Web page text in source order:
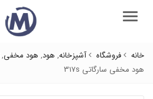
منو
خانه فروشگاه آشپزخانه, هود, هود مخفی,
هود مخفی سارگاتی 317s